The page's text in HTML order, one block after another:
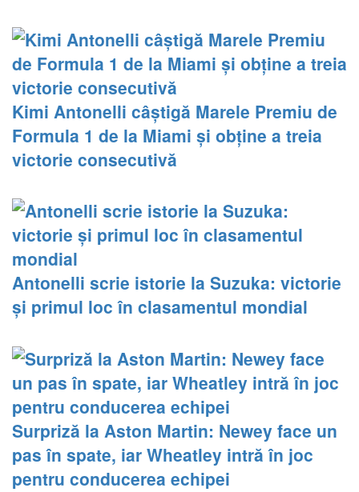
Kimi Antonelli câștigă Marele Premiu de
Formula 1 de la Miami și obține a treia
victorie consecutivă
Antonelli scrie istorie la Suzuka: victorie
și primul loc în clasamentul mondial
Surpriză la Aston Martin: Newey face un
pas în spate, iar Wheatley intră în joc
pentru conducerea echipei